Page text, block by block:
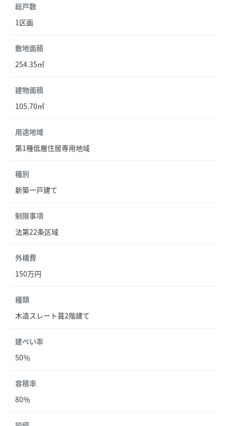
総戸数
1区画
敷地面積
254.35㎡
建物面積
105.70㎡
用途地域
第1種低層住居専用地域
種別
新築一戸建て
制限事項
法第22条区域
外構費
150万円
種類
木造スレート葺2階建て
建ぺい率
50％
容積率
80％